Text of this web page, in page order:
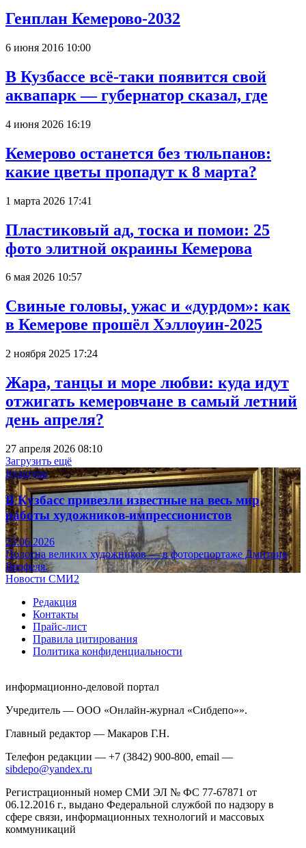
Генплан Кемерово-2032
6 июня 2016 10:00
В Кузбассе всё-таки появится свой
аквапарк — губернатор сказал, где
4 июня 2026 16:19
Кемерово останется без тюльпанов:
какие цветы пропадут к 8 марта?
1 марта 2026 17:41
Пластиковый ад, тоска и помои: 25
фото элитной окраины Кемерова
6 мая 2026 10:57
Свиные головы, ужас и «дурдом»: как
в Кемерове прошёл Хэллоуин-2025
2 ноября 2025 17:24
Жара, танцы и море любви: куда идут
отжигать кемеровчане в самый летний
день апреля?
27 апреля 2026 08:10
Загрузить ещё
Культура
В Кузбасс привезли известные на весь мир
работы художников-импрессионистов
23.06.2026
Полотна великих художников — в фоторепортаже Дмитрия
Верфеля.
Новости СМИ2
Редакция
Контакты
Прайс-лист
Правила цитирования
Политика конфиденциальности
информационно-деловой портал
Учредитель — ООО «Онлайн-журнал «Сибдепо»».
Главный редактор — Макаров Г.Н.
Телефон редакции — +7 (3842) 900-800, email —
sibdepo@yandex.ru
Регистрационный номер СМИ ЭЛ № ФС 77-67871 от
06.12.2016 г., выдано Федеральной службой по надзору в
сфере связи, информационных технологий и массовых
коммуникаций